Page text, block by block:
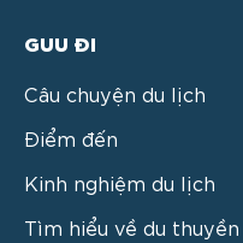
GUU ĐI
Câu chuyện du lịch
Điểm đến
Kinh nghiệm du lịch
Tìm hiểu về du thuyền